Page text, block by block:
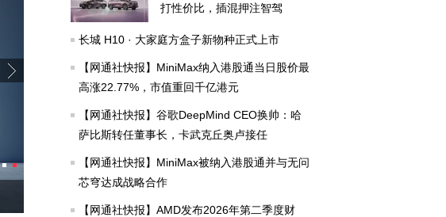
打性价比，插混押注智驾
长城 H10 · 大家庭方盒子新物种正式上市
【网通社快报】MiniMax纳入港股通当日股价最
高涨22.77%，市值重回千亿港元
【网通社快报】谷歌DeepMind CEO换帅：哈
萨比斯转任董事长，卡武克丘奥卢接任
【网通社快报】MiniMax被纳入港股通并与无问
芯穹达成战略合作
【网通社快报】AMD发布2026年第二季度财